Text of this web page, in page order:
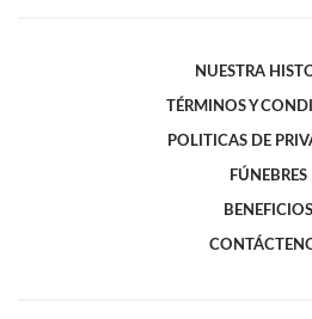
NUESTRA
TÉRMINOS Y
POLITICAS DE
FÚNEBRES
BENEFICIOS